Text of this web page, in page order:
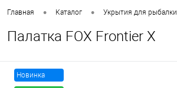
Главная • Каталог • Укрытия для рыбалки
Палатка FOX Frontier X
Новинка